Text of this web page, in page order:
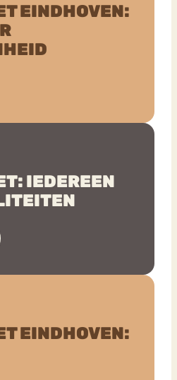
EINDHOVEN:
IEDEREEN
EINDHOVEN: